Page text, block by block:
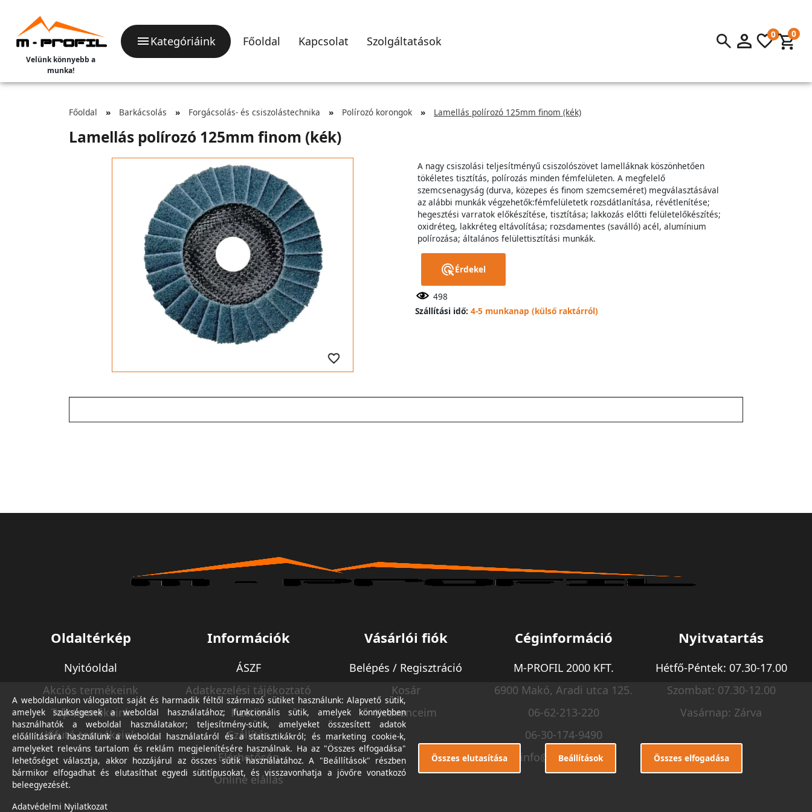
Velünk könnyebb a
munka!
Kategóriáink Főoldal Kapcsolat Szolgáltatások 0 0
Főoldal Barkácsolás Forgácsolás- és csiszolástechnika Polírozó korongok Lamellás polírozó 125mm finom (kék)
Lamellás polírozó 125mm finom (kék)
A nagy csiszolási teljesítményű csiszolószövet lamelláknak köszönhetően
tökéletes tisztítás, polírozás minden fémfelületen. A megfelelő
szemcsenagyság (durva, közepes és finom szemcseméret) megválasztásával
az alábbi munkák végzehetők:fémfelületetk rozsdátlanítása, révétlenítése;
hegesztési varratok előkészítése, tisztítása; lakkozás előtti felületelőkészítés;
oxidréteg, lakkréteg eltávolítása; rozsdamentes (saválló) acél, alumínium
polírozása; általános felülettisztítási munkák.
Érdekel
498
Szállítási idő: 4-5 munkanap (külső raktárról)
Oldaltérkép
Nyitóoldal
Akciós termékeink
Top termékeink
Kifutó termékeink
Információk
ÁSZF
Adatkezelési tájékoztató
Fizetés
Szállítás
Elérhetőség
Online elállás
Vásárlói fiók
Belépés / Regisztráció
Kosár
Kedvenceim
Céginformáció
M-PROFIL 2000 KFT.
6900 Makó, Aradi utca 125.
06-62-213-220
06-30-174-9490
info@m-profil.hu
Nyitvatartás
Hétfő-Péntek: 07.30-17.00
Szombat: 07.30-12.00
Vasárnap: Zárva
A weboldalunkon válogatott saját és harmadik féltől származó sütiket használunk: Alapvető sütik,
amelyek szükségesek a weboldal használatához; funkcionális sütik, amelyek könnyebben
használhatók a weboldal használatakor; teljesítmény-sütik, amelyeket összesített adatok
előállítására használunk a weboldal használatáról és a statisztikákról; és marketing cookie-k,
amelyeket releváns tartalom és reklám megjelenítésére használnak. Ha az "Összes elfogadása"
lehetőséget választja, akkor hozzájárul az összes sütik használatához. A "Beállítások" részben
bármikor elfogadhat és elutasíthat egyedi sütitípusokat, és visszavonhatja a jövőre vonatkozó
beleegyezését.
Adatvédelmi Nyilatkozat
Összes elutasítása Beállítások Összes elfogadása